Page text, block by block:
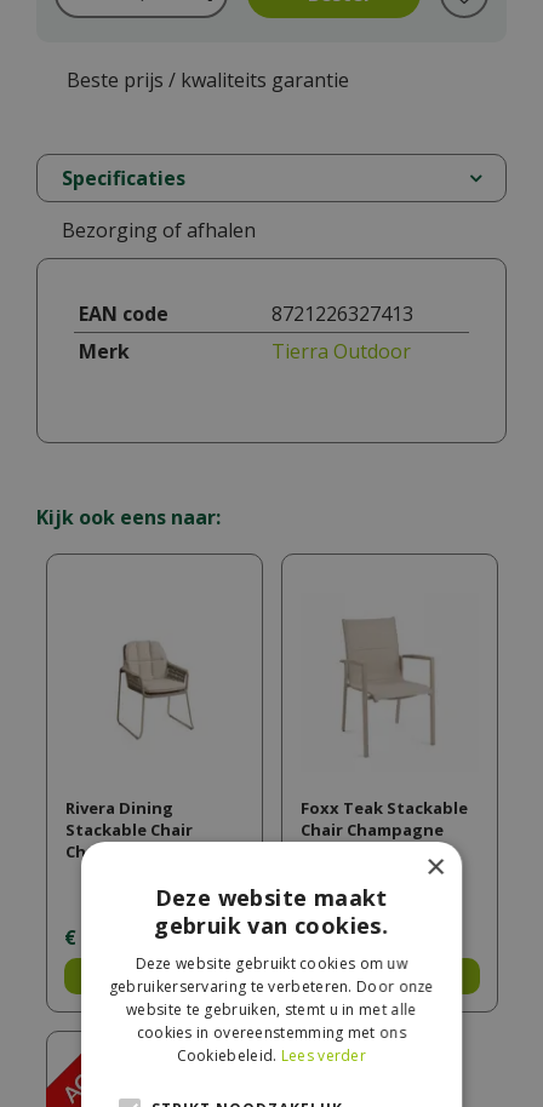
Beste prijs / kwaliteits garantie
Specificaties
Bezorging of afhalen
EAN code
8721226327413
Merk
Tierra Outdoor
Kijk ook eens naar:
Rivera Dining
Stackable Chair
Champagne
€
Bestel
Foxx Teak Stackable
Chair Champagne
€139,00
Bestel
×
Deze website maakt
gebruik van cookies.
Deze website gebruikt cookies om uw
gebruikerservaring te verbeteren. Door onze
website te gebruiken, stemt u in met alle
cookies in overeenstemming met ons
Cookiebeleid. Lees verder